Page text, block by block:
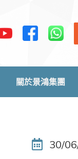
關於景鴻集團
30/